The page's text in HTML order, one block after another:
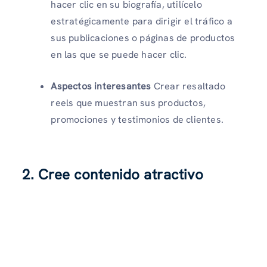
hacer clic en su biografía, utilícelo
estratégicamente para dirigir el tráfico a
sus publicaciones o páginas de productos
en las que se puede hacer clic.
Aspectos interesantes Crear resaltado
reels que muestran sus productos,
promociones y testimonios de clientes.
2. Cree contenido atractivo